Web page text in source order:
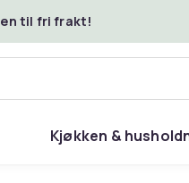
til fri frakt!
Kjøkken &